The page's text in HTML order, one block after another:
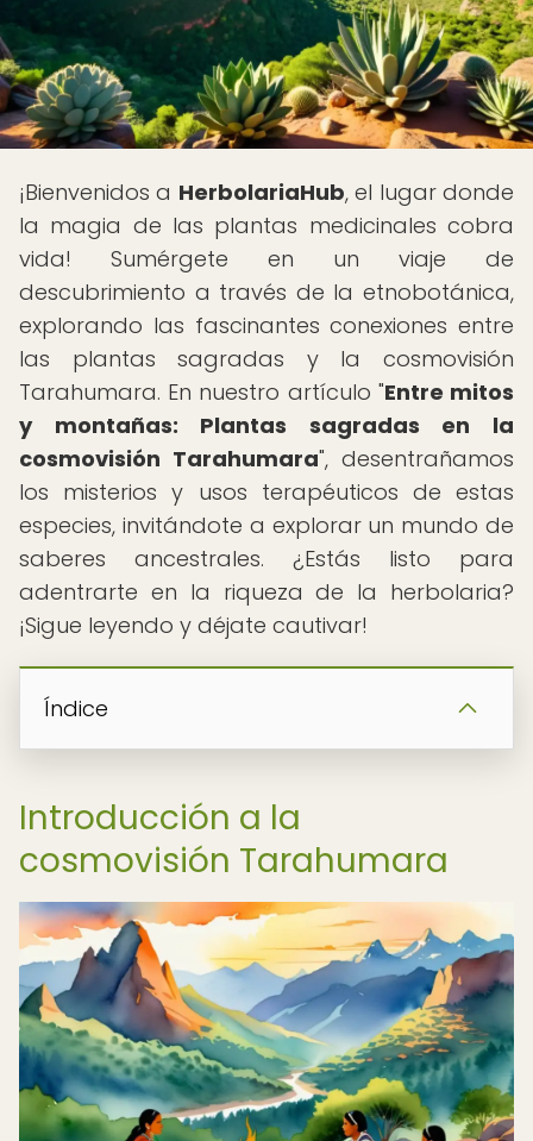
¡Bienvenidos a HerbolariaHub, el lugar donde
la magia de las plantas medicinales cobra
vida! Sumérgete en un viaje de
descubrimiento a través de la etnobotánica,
explorando las fascinantes conexiones entre
las plantas sagradas y la cosmovisión
Tarahumara. En nuestro artículo "Entre mitos
y montañas: Plantas sagradas en la
cosmovisión Tarahumara", desentrañamos
los misterios y usos terapéuticos de estas
especies, invitándote a explorar un mundo de
saberes ancestrales. ¿Estás listo para
adentrarte en la riqueza de la herbolaria?
¡Sigue leyendo y déjate cautivar!
Índice
Introducción a la
cosmovisión Tarahumara